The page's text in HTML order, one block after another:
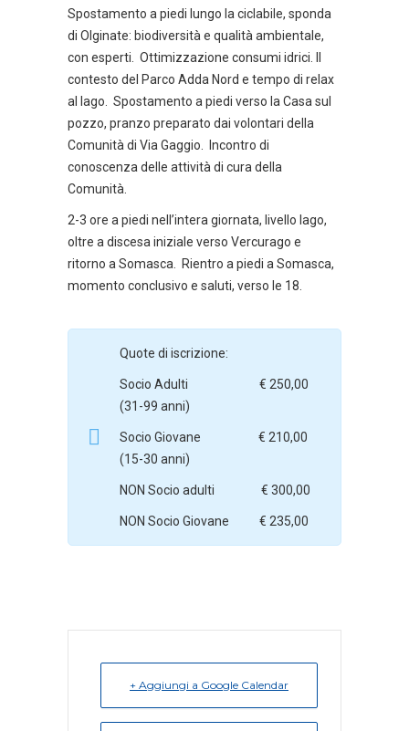
Spostamento a piedi lungo la ciclabile, sponda
di Olginate: biodiversità e qualità ambientale,
con esperti. Ottimizzazione consumi idrici. Il
contesto del Parco Adda Nord e tempo di relax
al lago. Spostamento a piedi verso la Casa sul
pozzo, pranzo preparato dai volontari della
Comunità di Via Gaggio. Incontro di
conoscenza delle attività di cura della
Comunità.
2-3 ore a piedi nell’intera giornata, livello lago,
oltre a discesa iniziale verso Vercurago e
ritorno a Somasca. Rientro a piedi a Somasca,
momento conclusivo e saluti, verso le 18.
Quote di iscrizione:
Socio Adulti € 250,00
(31-99 anni)
Socio Giovane € 210,00
(15-30 anni)
NON Socio adulti € 300,00
NON Socio Giovane € 235,00
+ Aggiungi a Google Calendar